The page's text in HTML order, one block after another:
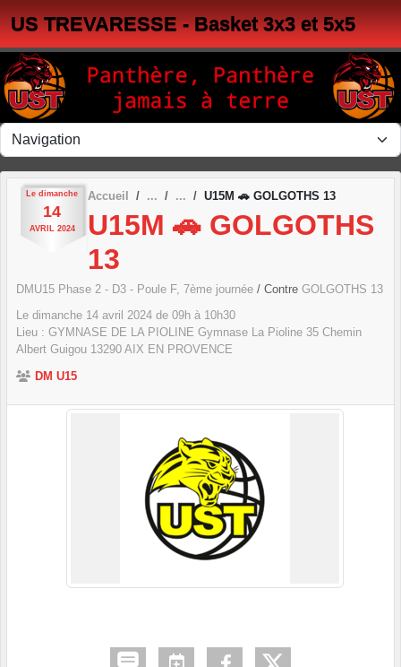
US TREVARESSE - Basket 3x3 et 5x5
Le dimanche
14
AVRIL 2024
Accueil U15M 🚗 GOLGOTHS 13
U15M 🚗 GOLGOTHS
13
DMU15 Phase 2 - D3 - Poule F, 7ème journée / Contre GOLGOTHS 13
Le dimanche 14 avril 2024 de 09h à 10h30
Lieu : GYMNASE DE LA PIOLINE Gymnase La Pioline 35 Chemin
Albert Guigou 13290 AIX EN PROVENCE
DM U15